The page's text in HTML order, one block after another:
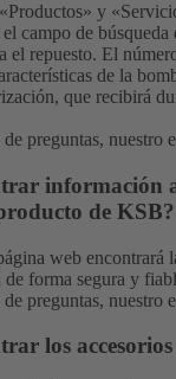
Productos» y «
campo de
el repuesto. El
de la
que recibirá
preguntas, nuestro
información
de KSB?
web encontrará
de forma segura y
preguntas, nuestro
los